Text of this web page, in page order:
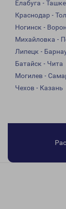
Елабуга -
Краснодар -
Ногинск -
Михайловка -
Липецк -
Батайск - Чита
Могилев -
Чехов - Казань